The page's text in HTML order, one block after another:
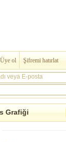
Üye ol Şifremi hatırlat
veya E-posta
Grafiği